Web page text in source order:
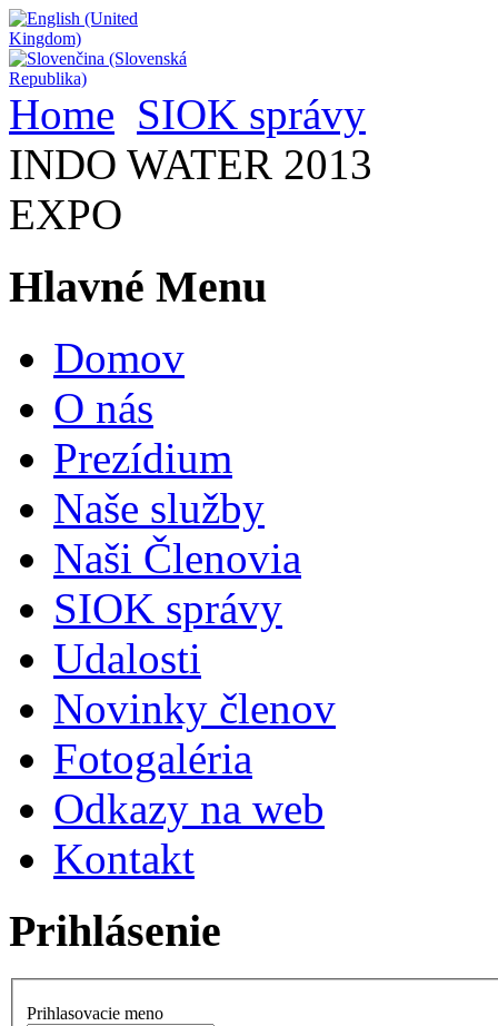
Home SIOK správy
INDO WATER 2013
EXPO
Hlavné Menu
Domov
O nás
Prezídium
Naše služby
Naši Členovia
SIOK správy
Udalosti
Novinky členov
Fotogaléria
Odkazy na web
Kontakt
Prihlásenie
Prihlasovacie meno